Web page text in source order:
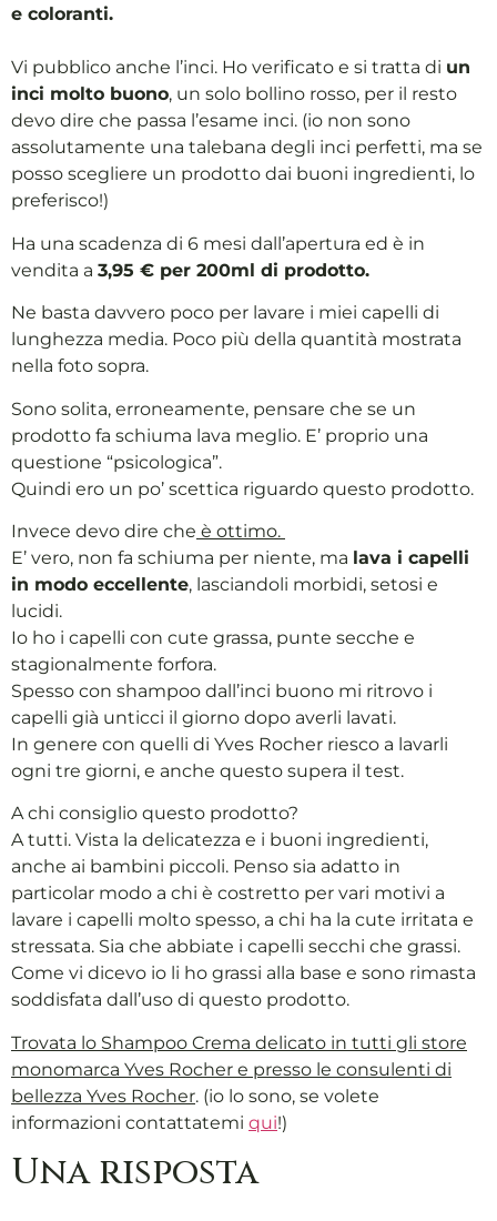
e coloranti.
Vi pubblico anche l’inci. Ho verificato e si tratta di un
inci molto buono, un solo bollino rosso, per il resto
devo dire che passa l’esame inci. (io non sono
assolutamente una talebana degli inci perfetti, ma se
posso scegliere un prodotto dai buoni ingredienti, lo
preferisco!)
Ha una scadenza di 6 mesi dall’apertura ed è in
vendita a 3,95 € per 200ml di prodotto.
Ne basta davvero poco per lavare i miei capelli di
lunghezza media. Poco più della quantità mostrata
nella foto sopra.
Sono solita, erroneamente, pensare che se un
prodotto fa schiuma lava meglio. E’ proprio una
questione “psicologica”.
Quindi ero un po’ scettica riguardo questo prodotto.
Invece devo dire che è ottimo.
E’ vero, non fa schiuma per niente, ma lava i capelli
in modo eccellente, lasciandoli morbidi, setosi e
lucidi.
Io ho i capelli con cute grassa, punte secche e
stagionalmente forfora.
Spesso con shampoo dall’inci buono mi ritrovo i
capelli già unticci il giorno dopo averli lavati.
In genere con quelli di Yves Rocher riesco a lavarli
ogni tre giorni, e anche questo supera il test.
A chi consiglio questo prodotto?
A tutti. Vista la delicatezza e i buoni ingredienti,
anche ai bambini piccoli. Penso sia adatto in
particolar modo a chi è costretto per vari motivi a
lavare i capelli molto spesso, a chi ha la cute irritata e
stressata. Sia che abbiate i capelli secchi che grassi.
Come vi dicevo io li ho grassi alla base e sono rimasta
soddisfata dall’uso di questo prodotto.
Trovata lo Shampoo Crema delicato in tutti gli store
monomarca Yves Rocher e presso le consulenti di
bellezza Yves Rocher. (io lo sono, se volete
informazioni contattatemi qui!)
Una risposta